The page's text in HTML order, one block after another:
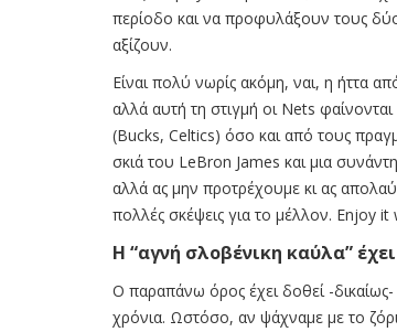
περίοδο και να προφυλάξουν τους
αξίζουν.
Είναι πολύ νωρίς ακόμη, ναι, η ήττα
αλλά αυτή τη στιγμή οι Nets
(Bucks, Celtics) όσο και από τους
σκιά του LeBron James και μια
αλλά ας μην προτρέχουμε κι ας
πολλές σκέψεις για το μέλλον. Enjoy
Η “αγνή σλοβένικη καύλα”
Ο παραπάνω όρος έχει δοθεί -
χρόνια. Ωστόσο, αν ψάχναμε με το